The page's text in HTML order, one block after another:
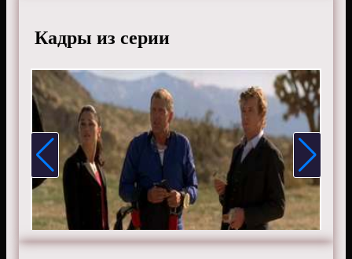
Режиссер:
Кевин Доулинг
Актеры:Эмили Суоллоу, Джози Лорен, Саймон Бейкер,
Тим Кан, Аманда Ригетти, Джо Адлер, Робин Танни,
Рокмонд Данбар, Оуайн Йомен.
Смотрите онлайн 1 сезон 17 серию «Менталист
бесплатно в хорошем HD качестве, на телефоне,
планшете, пк или телевизоре на сайте thementalist.ru.
Кадры из серии